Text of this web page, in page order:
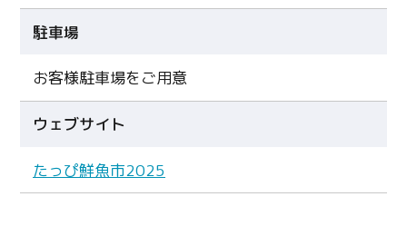
駐車場
お客様駐車場をご用意
ウェブサイト
たっぴ鮮魚市2025